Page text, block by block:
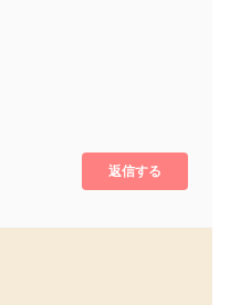
返信する